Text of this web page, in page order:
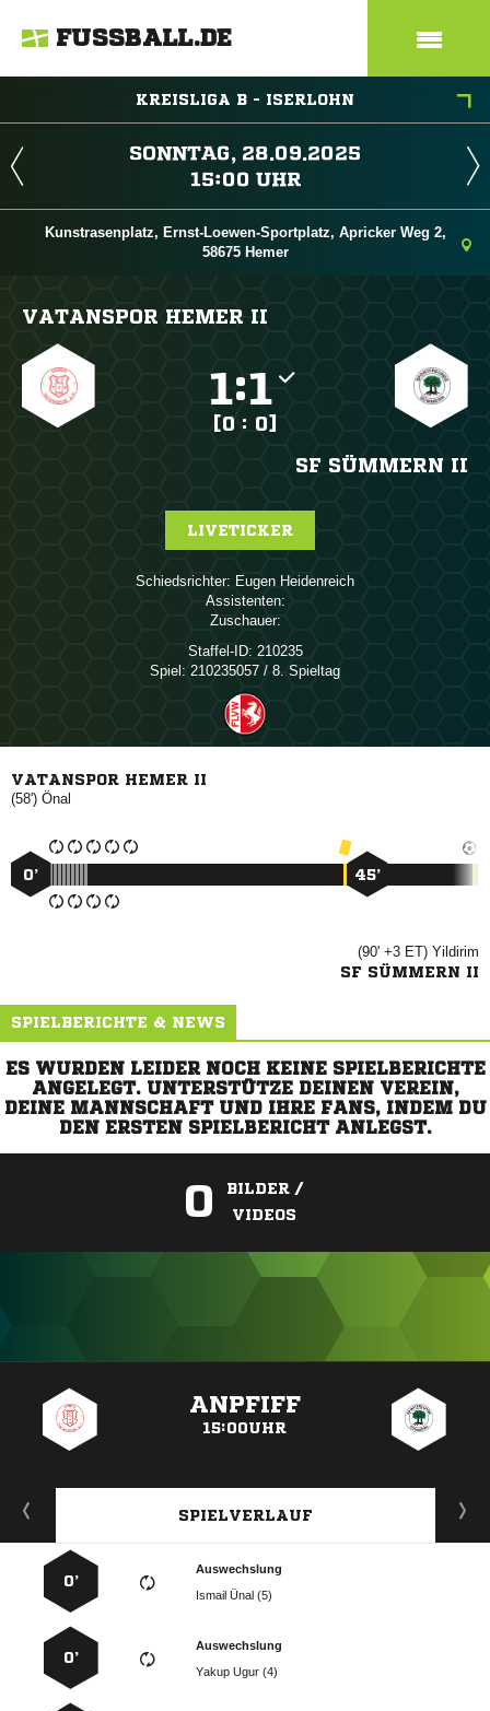
FUSSBALL.DE
KREISLIGA B - ISERLOHN
 
 
Kunstrasenplatz, Ernst-Loewen-Sportplatz, Apricker Weg 2,
58675 Hemer
VATANSPOR HEMER II
:
[0 : 0]
SF SÜMMERN II
LIVETICKER
Schiedsrichter:  
Assistenten:
Zuschauer:
Staffel-ID: 210235
Spiel: 210235057 / 8. Spieltag
VATANSPOR HEMER II
(58') 
0’ 45’
(90' +3 ET) 
SF SÜMMERN II
SPIELBERICHTE & NEWS
ES WURDEN LEIDER NOCH KEINE SPIELBERICHTE
ANGELEGT. UNTERSTÜTZE DEINEN VEREIN,
DEINE MANNSCHAFT UND IHRE FANS, INDEM DU
DEN ERSTEN SPIELBERICHT ANLEGST.
0
BILDER /
VIDEOS
ANPFIFF
15:00UHR
SPIELVERLAUF
Auswechslung
  
0’
Auswechslung
  
0’